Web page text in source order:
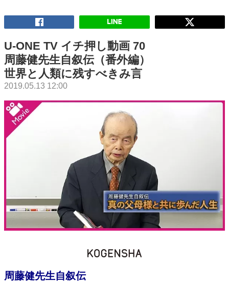
U-ONE TV イチ押し動画 70
周藤健先生自叙伝（番外編）
世界と人類に残すべきみ言
2019.05.13 12:00
周藤健先生自叙伝